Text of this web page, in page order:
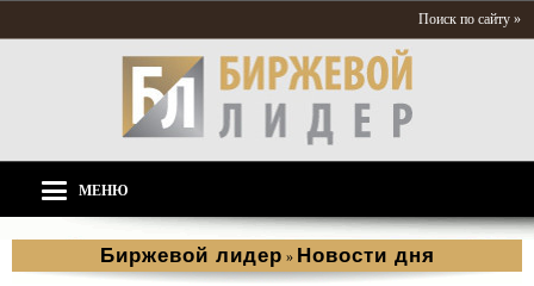
Поиск по сайту »
МЕНЮ
Биржевой лидер » Новости дня